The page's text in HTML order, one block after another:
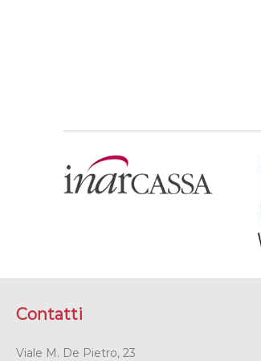
Contatti
Viale M. De Pietro, 23